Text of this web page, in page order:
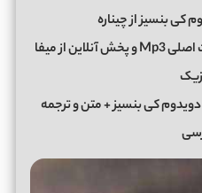
کی بنسیز از چیناره
دویدوم کی بنسیز چیناره + کیفیت اصلی Mp3 و پخش آنلاین از میفا
دویدوم کی بنسیز + متن و ترجمه